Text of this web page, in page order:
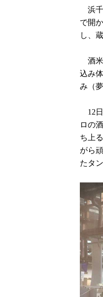
浜千
で開
し、
酒米
込み
み（
12日
ロの
ち上
がら
たタ